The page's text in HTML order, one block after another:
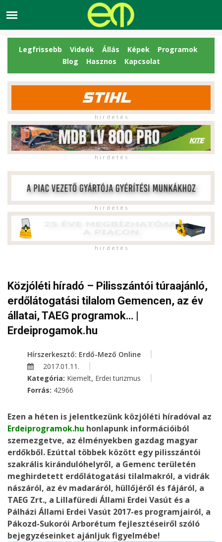
Legfrissebb Videók Állás Képek
Programok
Blog
Hasznos Kapcsolat
h i r d e t é s
h i r d e t é s
h i r d e t é s
h i r d e t é s
Közjóléti híradó – Pilisszántói túraajánló,
erdőlátogatási tilalom Gemencen, az év
állatai, TAEG programok… |
Erdeiprogamok.hu
Hírszerkesztő: Erdő-Mező Online
2017.01.11.
Kategória: Kiemelt, Erdei turizmus
Forrás: 42966
Ezen a héten is jelentkezünk közjóléti híradóval az
Erdeiprogramok.hu honlapunk információiból
szemezgetve, az élményekben gazdag magyar
erdőkből. Ezúttal többek között egy pilisszántói
szakrális kirándulóhelyről, a Gemenc területén
meghirdetett erdőlátogatási tilalmakról, a vidrák
nászáról, az év madaráról, hüllőjéről és fájáról, a
TAEG Zrt., a Lillafüredi Állami Erdei Vasút és a
Pálházi Állami Erdei Vasút 2017-es programjairól, a
Pákozd-Sukorói Arborétum fejlesztéseiről szóló
bejegyzéseinket ajánljuk figyelmébe!